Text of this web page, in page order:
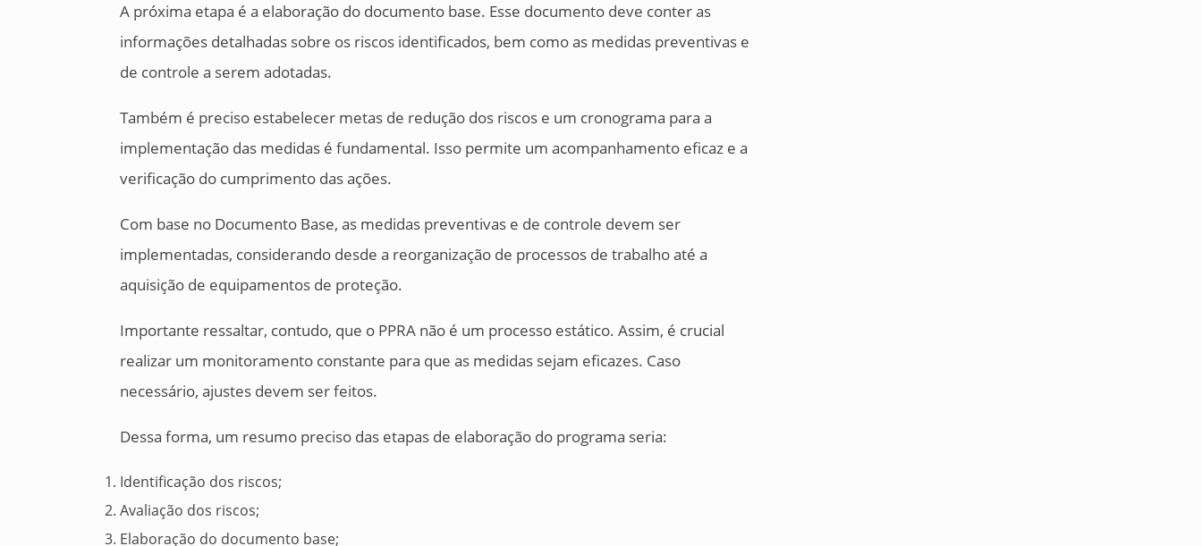
A próxima etapa é a elaboração do documento base. Esse documento deve conter as
informações detalhadas sobre os riscos identificados, bem como as medidas preventivas e
de controle a serem adotadas.
Também é preciso estabelecer metas de redução dos riscos e um cronograma para a
implementação das medidas é fundamental. Isso permite um acompanhamento eficaz e a
verificação do cumprimento das ações.
Com base no Documento Base, as medidas preventivas e de controle devem ser
implementadas, considerando desde a reorganização de processos de trabalho até a
aquisição de equipamentos de proteção.
Importante ressaltar, contudo, que o PPRA não é um processo estático. Assim, é crucial
realizar um monitoramento constante para que as medidas sejam eficazes. Caso
necessário, ajustes devem ser feitos.
Dessa forma, um resumo preciso das etapas de elaboração do programa seria:
Identificação dos riscos;
Avaliação dos riscos;
Elaboração do documento base;